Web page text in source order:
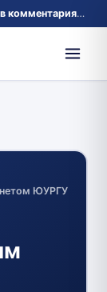
— ответим!
ЮУРГУ